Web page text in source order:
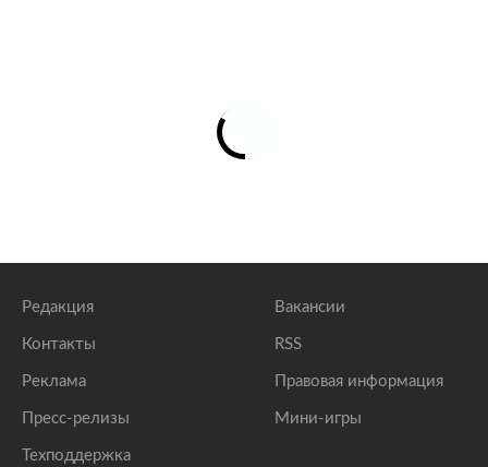
Редакция
Контакты
Реклама
Пресс-релизы
Техподдержка
Вакансии
RSS
Правовая информация
Мини-игры